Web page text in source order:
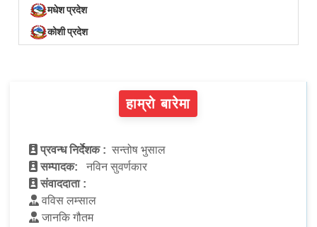
मधेश प्रदेश
कोशी प्रदेश
हाम्रो बारेमा
प्रवन्ध निर्देशक : सन्तोष भुसाल
सम्पादक:
नविन सुवर्णकार
संवाददाता :
वविस लम्साल
जानकि गौतम